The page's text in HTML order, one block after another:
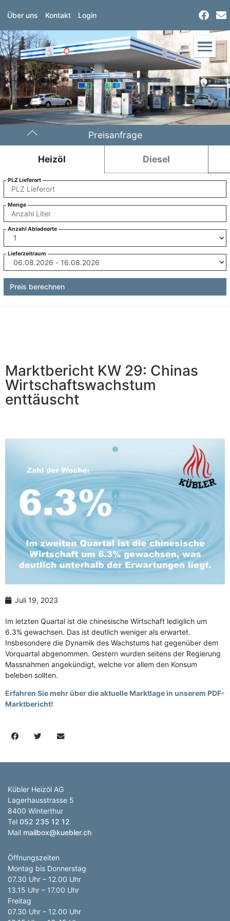
Über uns Kontakt Login
Preisanfrage
Heizöl Diesel
PLZ Lieferort
Menge
Anzahl Abladeorte
Lieferzeitraum
Preis berechnen
Marktbericht KW 29: Chinas
Wirtschaftswachstum
enttäuscht
Juli 19, 2023
Im letzten Quartal ist die chinesische Wirtschaft lediglich um
6.3% gewachsen. Das ist deutlich weniger als erwartet.
Insbesondere die Dynamik des Wachstums hat gegenüber dem
Vorquartal abgenommen. Gestern wurden seitens der Regierung
Massnahmen angekündigt, welche vor allem den Konsum
beleben sollten.
Erfahren Sie mehr über die aktuelle Marktlage in unserem PDF-
Marktbericht!
Kübler Heizöl AG
Lagerhausstrasse 5
8400 Winterthur
Tel 052 235 12 12
Mail mailbox@kuebler.ch
Öffnungszeiten
Montag bis Donnerstag
07.30 Uhr – 12.00 Uhr
13.15 Uhr – 17.00 Uhr
Freitag
07.30 Uhr – 12.00 Uhr